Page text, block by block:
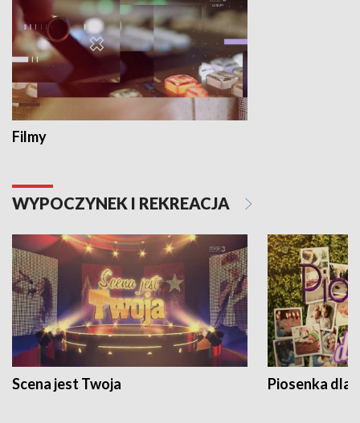
Filmy
WYPOCZYNEK I REKREACJA
Scena jest Twoja Piosenka dla